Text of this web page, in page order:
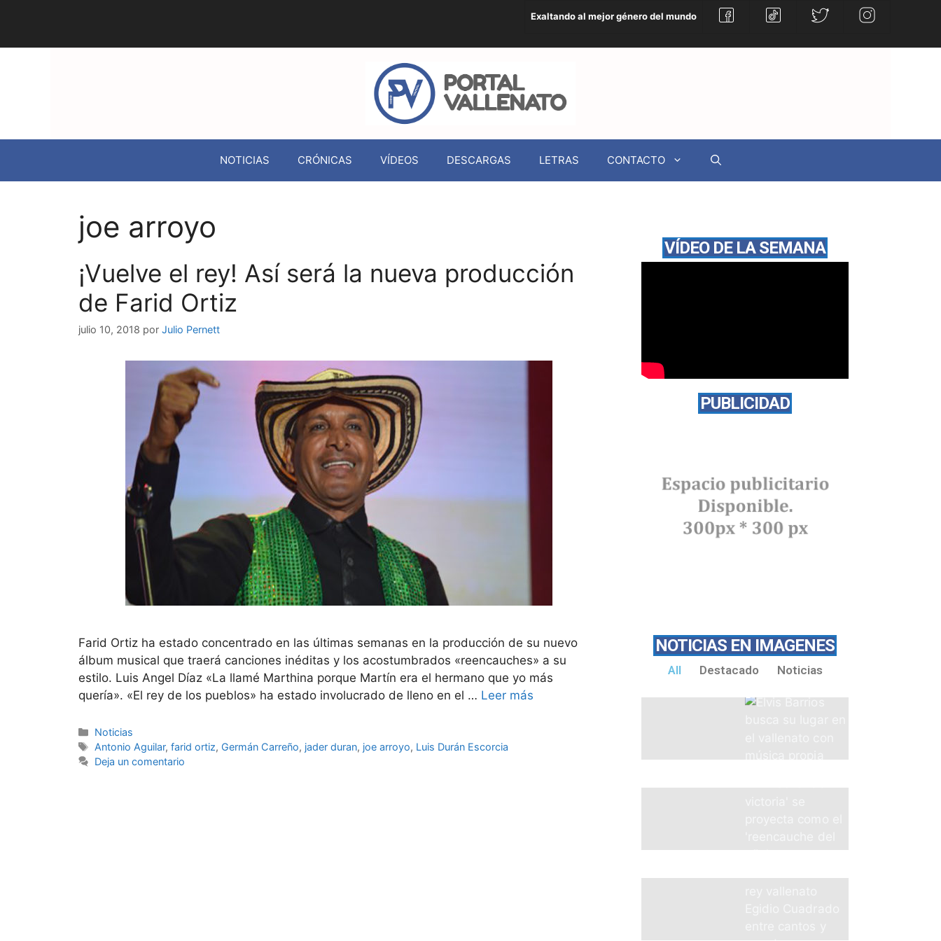
Exaltando al mejor género del mundo
NOTICIAS CRÓNICAS VÍDEOS DESCARGAS LETRAS CONTACTO
joe arroyo
¡Vuelve el rey! Así será la nueva producción
de Farid Ortiz
julio 10, 2018 por Julio Pernett
Farid Ortiz ha estado concentrado en las últimas semanas en la producción de su nuevo
álbum musical que traerá canciones inéditas y los acostumbrados «reencauches» a su
estilo. Luis Angel Díaz «La llamé Marthina porque Martín era el hermano que yo más
quería». «El rey de los pueblos» ha estado involucrado de lleno en el … Leer más
Noticias
Antonio Aguilar,farid ortiz, Germán Carreño, jader duran, joe arroyo, Luis Durán Escorcia
Deja un comentario
VÍDEO DE LA SEMANA
PUBLICIDAD
NOTICIAS EN IMAGENES
All Destacado Noticias